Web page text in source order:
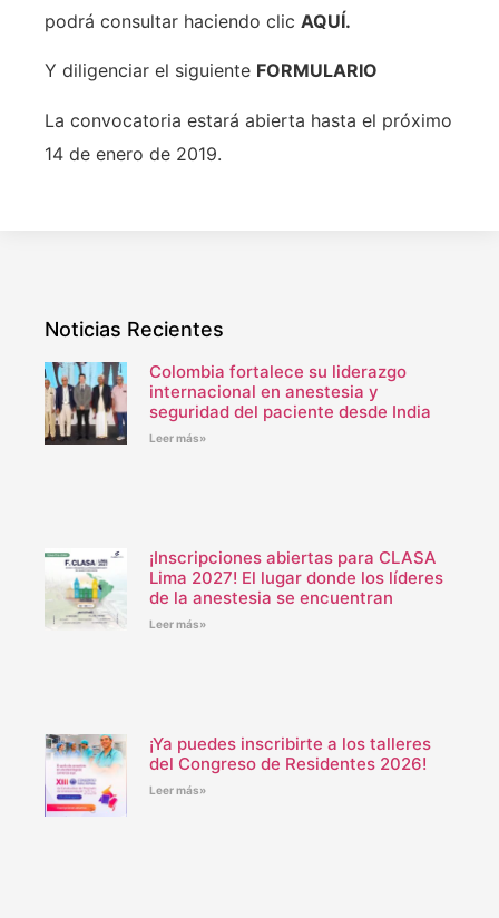
podrá consultar haciendo clic AQUÍ.
Y diligenciar el siguiente FORMULARIO
La convocatoria estará abierta hasta el próximo
14 de enero de 2019.
Noticias Recientes
Colombia fortalece su liderazgo
internacional en anestesia y
seguridad del paciente desde India
Leer más»
¡Inscripciones abiertas para CLASA
Lima 2027! El lugar donde los líderes
de la anestesia se encuentran
Leer más»
¡Ya puedes inscribirte a los talleres
del Congreso de Residentes 2026!
Leer más»